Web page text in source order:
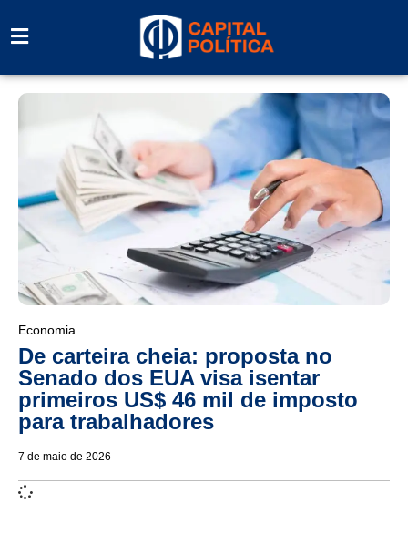
Economia
De carteira cheia: proposta no
Senado dos EUA visa isentar
primeiros US$ 46 mil de imposto
para trabalhadores
7 de maio de 2026